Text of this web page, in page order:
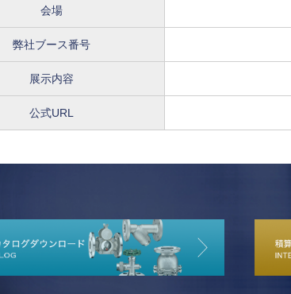
会場
弊社ブース番号
展示内容
公式URL